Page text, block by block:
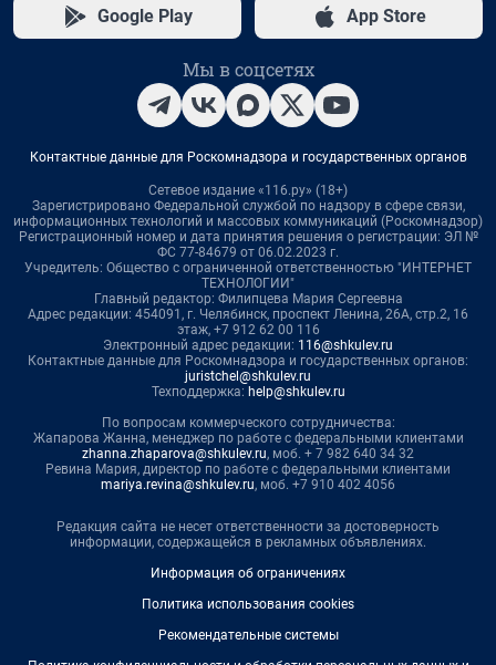
Google Play App Store
Мы в соцсетях
Контактные данные для Роскомнадзора и государственных органов
Сетевое издание «116.ру» (18+)
Зарегистрировано Федеральной службой по надзору в сфере связи,
информационных технологий и массовых коммуникаций (Роскомнадзор)
Регистрационный номер и дата принятия решения о регистрации: ЭЛ №
ФС 77-84679 от 06.02.2023 г.
Учредитель: Общество с ограниченной ответственностью "ИНТЕРНЕТ
ТЕХНОЛОГИИ"
Главный редактор: Филипцева Мария Сергеевна
Адрес редакции: 454091, г. Челябинск, проспект Ленина, 26А, стр.2, 16
этаж, +7 912 62 00 116
Электронный адрес редакции: 116@shkulev.ru
Контактные данные для Роскомнадзора и государственных органов:
juristchel@shkulev.ru
Техподдержка: help@shkulev.ru
По вопросам коммерческого сотрудничества:
Жапарова Жанна, менеджер по работе с федеральными клиентами
zhanna.zhaparova@shkulev.ru, моб. + 7 982 640 34 32
Ревина Мария, директор по работе с федеральными клиентами
mariya.revina@shkulev.ru, моб. +7 910 402 4056
Редакция сайта не несет ответственности за достоверность
информации, содержащейся в рекламных объявлениях.
Информация об ограничениях
Политика использования cookies
Рекомендательные системы